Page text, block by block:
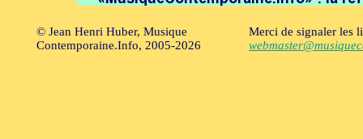
© Jean Henri Huber, Musique
Contemporaine.Info, 2005-2026
Merci de signaler les